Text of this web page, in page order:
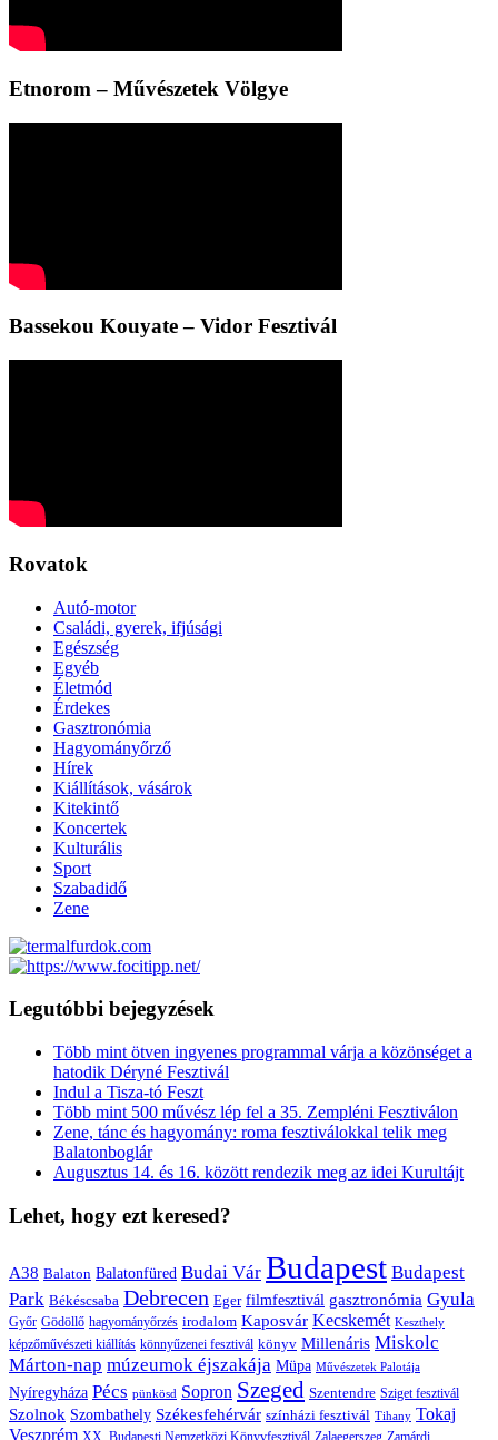
Etnorom – Művészetek Völgye
Bassekou Kouyate – Vidor Fesztivál
Rovatok
Autó-motor
Családi, gyerek, ifjúsági
Egészség
Egyéb
Életmód
Érdekes
Gasztronómia
Hagyományőrző
Hírek
Kiállítások, vásárok
Kitekintő
Koncertek
Kulturális
Sport
Szabadidő
Zene
Legutóbbi bejegyzések
Több mint ötven ingyenes programmal várja a közönséget a
hatodik Déryné Fesztivál
Indul a Tisza-tó Feszt
Több mint 500 művész lép fel a 35. Zempléni Fesztiválon
Zene, tánc és hagyomány: roma fesztiválokkal telik meg
Balatonboglár
Augusztus 14. és 16. között rendezik meg az idei Kurultájt
Lehet, hogy ezt keresed?
A38 Balaton Balatonfüred Budai Vár Budapest Budapest
Park Békéscsaba Debrecen Eger filmfesztivál gasztronómia Gyula
Győr Gödöllő hagyományőrzés irodalom Kaposvár Kecskemét Keszthely
képzőművészeti kiállítás könnyűzenei fesztivál könyv Millenáris Miskolc
Márton-nap múzeumok éjszakája Müpa Művészetek Palotája
Nyíregyháza Pécs pünkösd Sopron Szeged Szentendre Sziget fesztivál
Szolnok Szombathely Székesfehérvár színházi fesztivál Tihany Tokaj
Veszprém XX. Budapesti Nemzetközi Könyvfesztivál Zalaegerszeg Zamárdi